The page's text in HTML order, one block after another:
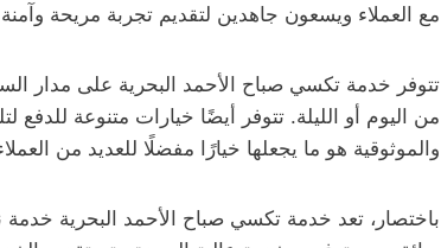
مع العملاء ويسعون جاهدين لتقديم تجربة مريحة
تتوفر خدمة تكسي صباح الأحمد البحرية على مدار
من اليوم أو الليلة. تتوفر أيضًا خيارات متنوعة للدفع
والموثوقية هو ما يجعلها خيارًا مفضلًا للعديد من
باختصار، تعد خدمة تكسي صباح الأحمد البحرية خدمة